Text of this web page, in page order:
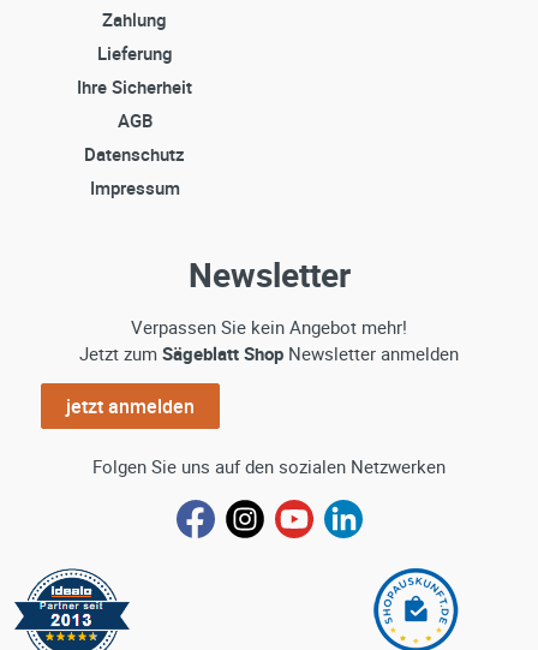
Zahlung
Lieferung
Ihre Sicherheit
AGB
Datenschutz
Impressum
Newsletter
Verpassen Sie kein Angebot mehr!
Jetzt zum Sägeblatt Shop Newsletter anmelden
jetzt anmelden
Folgen Sie uns auf den sozialen Netzwerken